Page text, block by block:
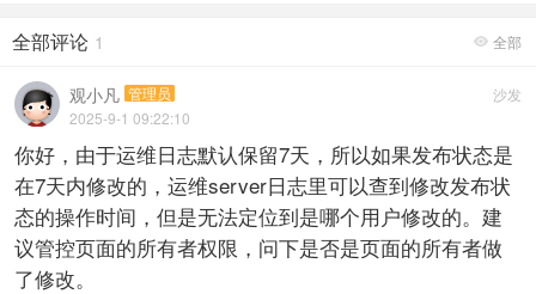
 全部
全部评论 1
沙发
观小凡 管理员
2025-9-1 09:22:10
你好，由于运维日志默认保留7天，所以如果发布状态是
在7天内修改的，运维server日志里可以查到修改发布状
态的操作时间，但是无法定位到是哪个用户修改的。建
议管控页面的所有者权限，问下是否是页面的所有者做
了修改。